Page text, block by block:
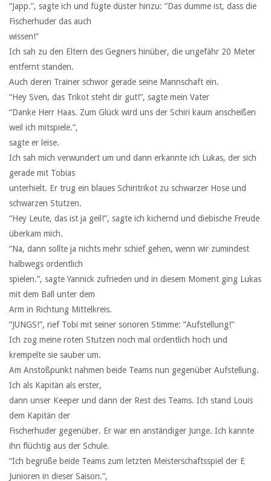
“Japp.”, sagte ich und fügte düster hinzu: ”Das dumme ist, dass die
Fischerhuder das auch
wissen!”
Ich sah zu den Eltern des Gegners hinüber, die ungefähr 20 Meter
entfernt standen.
Auch deren Trainer schwor gerade seine Mannschaft ein.
“Hey Sven, das Trikot steht dir gut!”, sagte mein Vater
“Danke Herr Haas. Zum Glück wird uns der Schiri kaum anscheißen
weil ich mitspiele.”,
sagte er leise.
Ich sah mich verwundert um und dann erkannte ich Lukas, der sich
gerade mit Tobias
unterhielt. Er trug ein blaues Schiritrikot zu schwarzer Hose und
schwarzen Stutzen.
“Hey Leute, das ist ja geil!”, sagte ich kichernd und diebische Freude
überkam mich.
“Na, dann sollte ja nichts mehr schief gehen, wenn wir zumindest
halbwegs ordentlich
spielen.”, sagte Yannick zufrieden und in diesem Moment ging Lukas
mit dem Ball unter dem
Arm in Richtung Mittelkreis.
“JUNGS!”, rief Tobi mit seiner sonoren Stimme: ”Aufstellung!”
Ich zog meine roten Stutzen noch mal ordentlich hoch und
krempelte sie sauber um.
Am Anstoßpunkt nahmen beide Teams nun gegenüber Aufstellung.
Ich als Kapitän als erster,
dann unser Keeper und dann der Rest des Teams. Ich stand Louis
dem Kapitän der
Fischerhuder gegenüber. Er war ein anständiger Junge. Ich kannte
ihn flüchtig aus der Schule.
“Ich begrüße beide Teams zum letzten Meisterschaftsspiel der E
Junioren in dieser Saison.”,